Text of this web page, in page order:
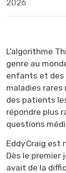
2026
L’algorithme
genre au
enfants et des
maladies
des patients
répondre plus
questions
Eddy Craig est
Dès le premier
avait de la